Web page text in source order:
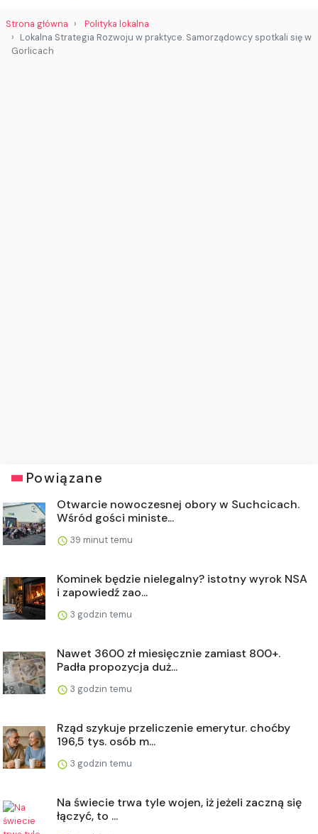
Strona główna
Polityka lokalna
Lokalna Strategia Rozwoju w praktyce. Samorządowcy spotkali się w
Gorlicach
Powiązane
Otwarcie nowoczesnej obory w Suchcicach.
Wśród gości ministe...
39 minut temu
Kominek będzie nielegalny? istotny wyrok NSA
i zapowiedź zao...
3 godzin temu
Nawet 3600 zł miesięcznie zamiast 800+.
Padła propozycja duż...
3 godzin temu
Rząd szykuje przeliczenie emerytur. choćby
196,5 tys. osób m...
3 godzin temu
Na świecie trwa tyle wojen, iż jeżeli zaczną się
łączyć, to ...